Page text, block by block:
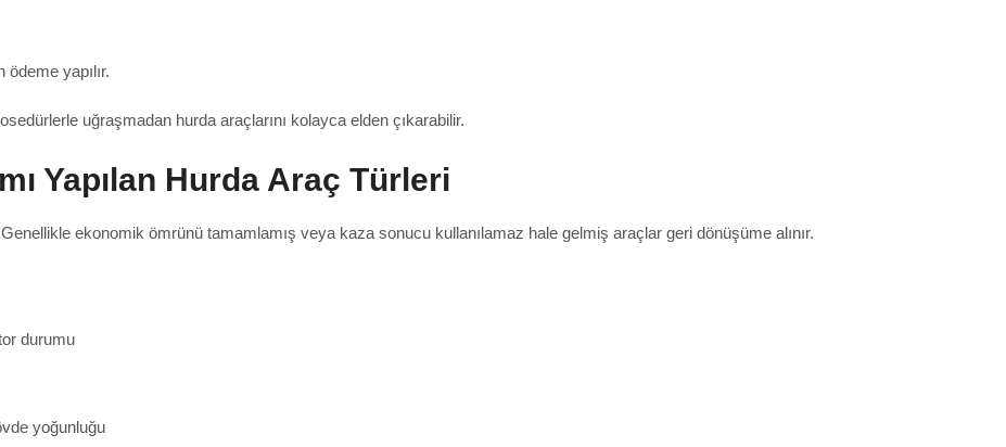
yapılır.
uğraşmadan hurda araçlarını kolayca elden çıkarabilir.
Yapılan Hurda Araç Türleri
ekonomik ömrünü tamamlamış veya kaza sonucu kullanılamaz hale gelmiş araçlar geri dönüşüme alınır.
durumu
yoğunluğu